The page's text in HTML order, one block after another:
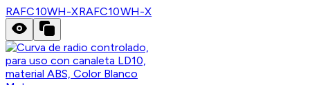
RAFC10WH-XRAFC10WH-X